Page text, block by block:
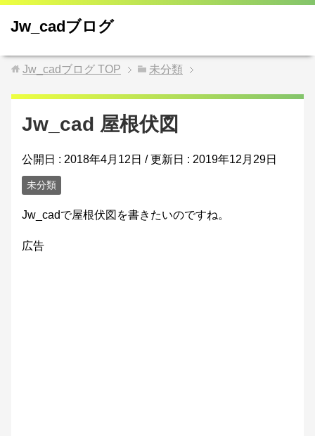
Jw_cadブログ
Jw_cadブログ TOP 未分類
Jw_cad 屋根伏図
公開日 : 2018年4月12日 / 更新日 : 2019年12月29日
未分類
Jw_cadで屋根伏図を書きたいのですね。
広告